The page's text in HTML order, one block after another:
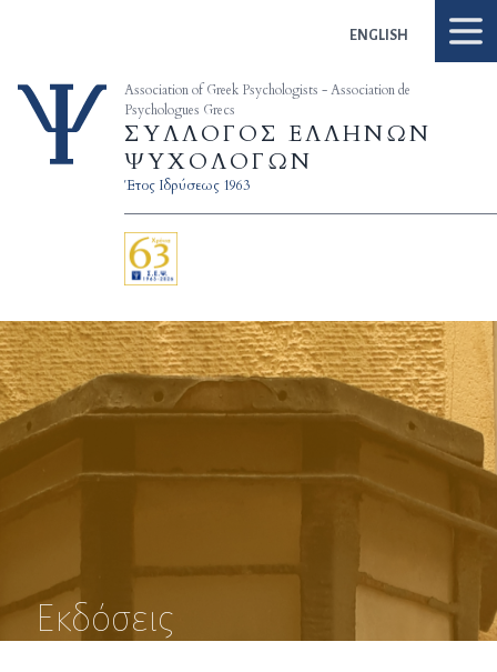
ENGLISH
Association of Greek Psychologists - Association de
Psychologues Grecs
ΣΥΛΛΟΓΟΣ ΕΛΛΗΝΩΝ
ΨΥΧΟΛΟΓΩΝ
Έτος Ιδρύσεως 1963
Εκδόσεις